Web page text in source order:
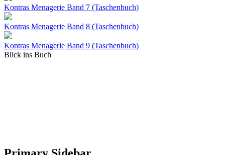
Kontras Menagerie Band 7 (Taschenbuch)
Kontras Menagerie Band 8 (Taschenbuch)
Kontras Menagerie Band 9 (Taschenbuch)
Blick ins Buch